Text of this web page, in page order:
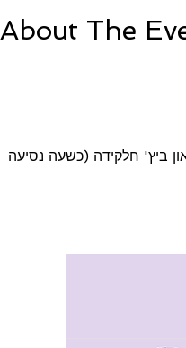
About The
ביץ' חלקידה (כשעה נסיעה